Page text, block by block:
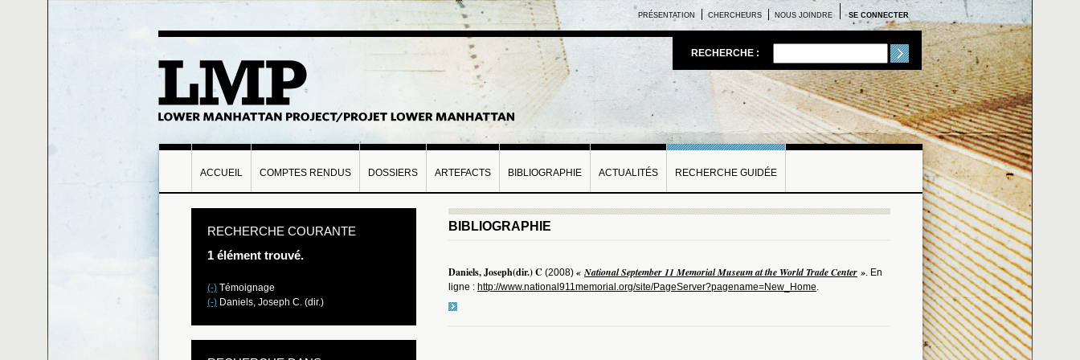
SE CONNECTER
PRÉSENTATION CHERCHEURS NOUS JOINDRE
RECHERCHE :
ACCUEIL COMPTES RENDUS DOSSIERS ARTEFACTS BIBLIOGRAPHIE ACTUALITÉS RECHERCHE GUIDÉE
BIBLIOGRAPHIE
Daniels, Joseph(dir.) C (2008) «National September 11 Memorial Museum at the World Trade Center ». En
ligne : http://www.national911memorial.org/site/PageServer?pagename=New_Home.
RECHERCHE COURANTE
1 élément trouvé.
(-) Témoignage
(-) Daniels, Joseph C. (dir.)